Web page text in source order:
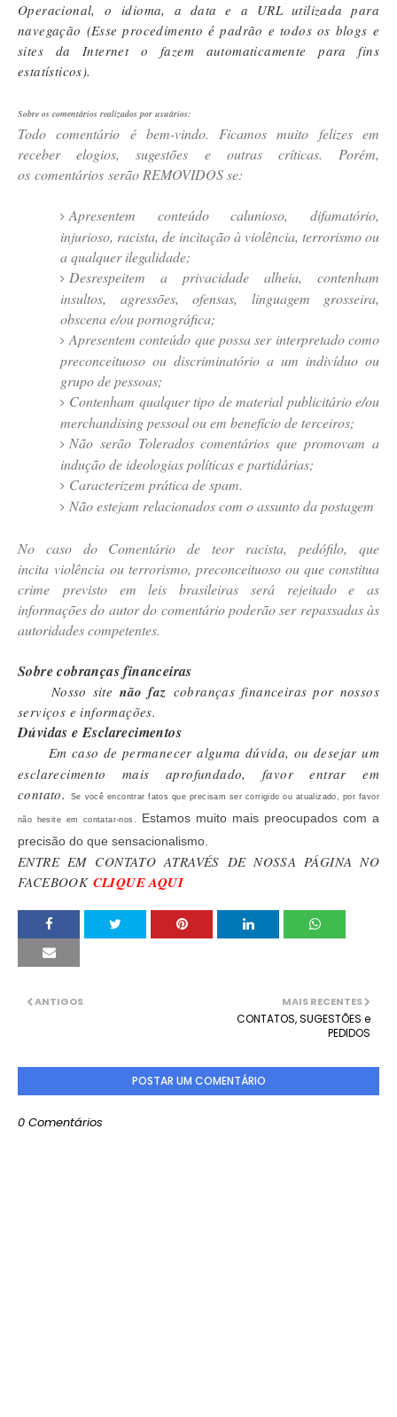
Operacional, o idioma, a data e a URL utilizada para
navegação (Esse procedimento é padrão e todos os blogs e
sites da Internet o fazem automaticamente para fins
estatísticos).
Sobre os comentários realizados por usuários:
Todo comentário é bem-vindo. Ficamos muito felizes em
receber elogios, sugestões e outras críticas. Porém,
os comentários serão REMOVIDOS se:
Apresentem conteúdo calunioso, difamatório,
injurioso, racista, de incitação à violência, terrorismo ou
a qualquer ilegalidade;
Desrespeitem a privacidade alheia, contenham
insultos, agressões, ofensas, linguagem grosseira,
obscena e/ou pornográfica;
Apresentem conteúdo que possa ser interpretado como
preconceituoso ou discriminatório a um indivíduo ou
grupo de pessoas;
Contenham qualquer tipo de material publicitário e/ou
merchandising pessoal ou em benefício de terceiros;
Não serão Tolerados comentários que promovam a
indução de ideologias políticas e partidárias;
Caracterizem prática de spam.
Não estejam relacionados com o assunto da postagem
No caso do Comentário de teor racista, pedófilo, que
incita violência ou terrorismo, preconceituoso ou que constitua
crime previsto em leis brasileiras será rejeitado e as
informações do autor do comentário poderão ser repassadas às
autoridades competentes.
Sobre cobranças financeiras
Nosso site não faz cobranças financeiras por nossos
serviços e informações.
Dúvidas e Esclarecimentos
Em caso de permanecer alguma dúvida, ou desejar um
esclarecimento mais aprofundado, favor entrar em
contato.
Se você encontrar fatos que precisam ser corrigido ou atualizado, por favor
não hesite em contatar-nos.
Estamos muito mais preocupados com a
precisão do que sensacionalismo.
ENTRE EM CONTATO ATRAVÉS DE NOSSA PÁGINA NO
FACEBOOK CLIQUE AQUI
MAIS RECENTES
CONTATOS, SUGESTÕES e
PEDIDOS
ANTIGOS
POSTAR UM COMENTÁRIO
0 Comentários